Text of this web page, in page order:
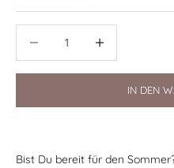
IN DEN
Bist Du bereit für den